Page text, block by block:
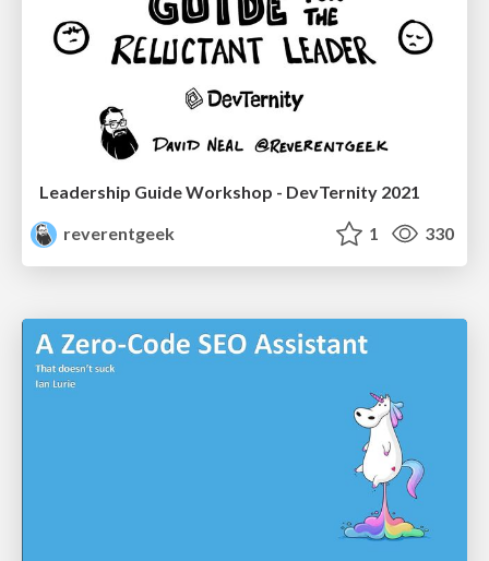
Leadership Guide Workshop - DevTernity 2021
reverentgeek
1 330